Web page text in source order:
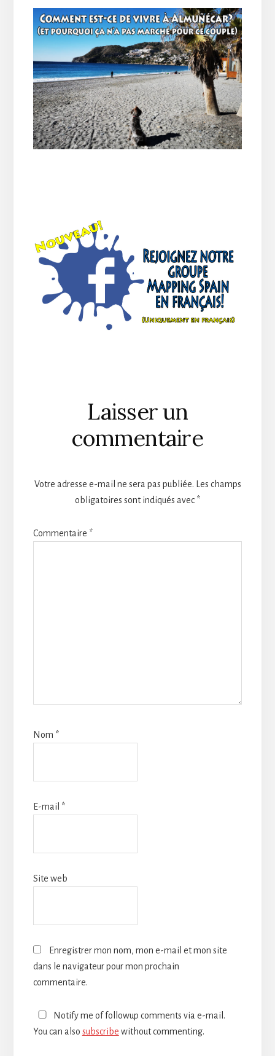
Reader
Interactions
Laisser un
commentaire
Votre adresse e-mail ne sera pas publiée. Les champs
obligatoires sont indiqués avec *
Commentaire *
Nom *
E-mail *
Site web
Enregistrer mon nom, mon e-mail et mon site
dans le navigateur pour mon prochain
commentaire.
Notify me of followup comments via e-mail.
You can also subscribe without commenting.